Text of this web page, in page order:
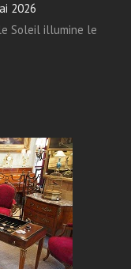
2026
Soleil illumine le